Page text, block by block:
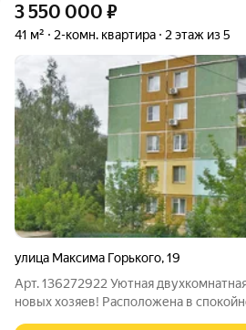
3 550 000 ₽
41 м² 2-комн. квартира 2 этаж из 5
улица Максима Горького,19
Арт. 136272922 Уютная
новых хозяев! Расположена в